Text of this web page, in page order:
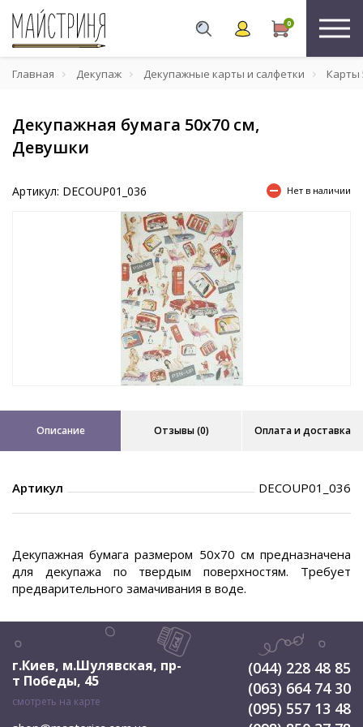
0
Главная Декупаж Декупажные карты и салфетки Карты
Декупажная бумага 50х70 см,
Девушки
Артикул: DECOUP01_036 Нет в наличии
Описание Отзывы (0) Оплата и доставка
Артикул DECOUP01_036
Декупажная бумага размером 50х70 см предназначена
для декупажа по твердым поверхностям. Требует
предварительного замачивания в воде.
г.Киев, м.Шулявская, пр-
т Победы, 45
смотреть на карте
(044) 228 48 85
(063) 664 74 30
(095) 557 13 48